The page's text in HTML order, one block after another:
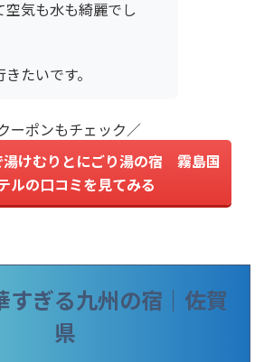
気も水も綺麗でし
たいです。
ーポンもチェック／
湯けむりとにごり湯の宿 霧島国
ルの口コミを見てみる
すぎる九州の宿｜佐賀
県